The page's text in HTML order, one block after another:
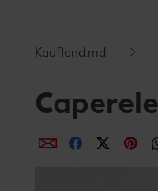
Kaufland.md
DistribuieDistribuie